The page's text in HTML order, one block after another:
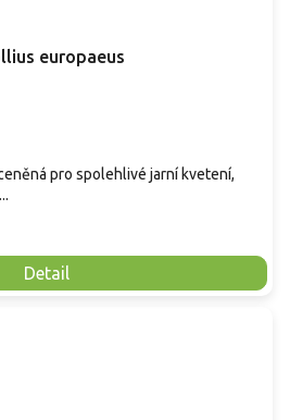
europaeus
Detail
pro spolehlivé jarní kvetení,